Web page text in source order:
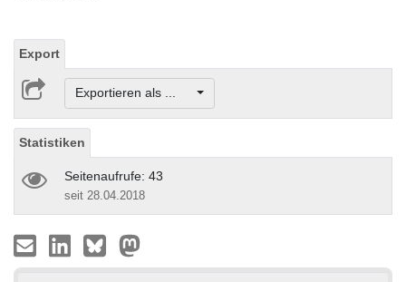
Export
Exportieren als ...
Statistiken
Seitenaufrufe: 43
seit 28.04.2018